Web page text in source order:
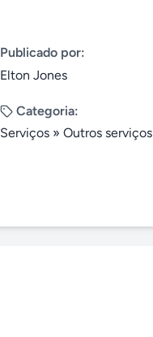
Publicado por:
Elton Jones
Categoria:
Serviços » Outros serviços